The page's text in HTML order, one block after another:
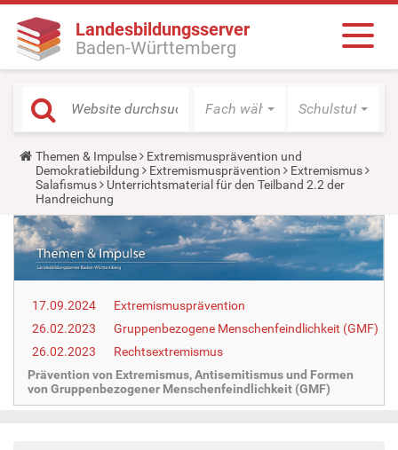
Landesbildungsserver
Baden-Württemberg
Fach wählen Schulstufe
Y
o
u
a
r
e
h
e
r
e
Themen & Impulse
Extremismusprävention und
Demokratiebildung
Extremismusprävention
Extremismus
Salafismus
Unterrichtsmaterial für den Teilband 2.2 der
Handreichung
17.09.2024
Extremismusprävention
26.02.2023
Gruppenbezogene Menschenfeindlichkeit (GMF)
26.02.2023
Rechtsextremismus
Prävention von Extremismus, Antisemitismus und Formen
von Gruppenbezogener Menschenfeindlichkeit (GMF)